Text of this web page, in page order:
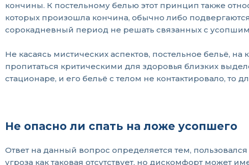
кончины. К постельному белью этот принцип также
которых произошла кончина, обычно либо
сорокадневный период не решать связанных с
Не касаясь мистических аспектов, постельное бельё,
пропитаться критическими для здоровья близких
стационаре, и его бельё с телом не контактировало,
Не опасно ли спать на ложе усопшего
Ответ на данный вопрос определяется тем,
угроза как таковая отсутствует, но дискомфорт может